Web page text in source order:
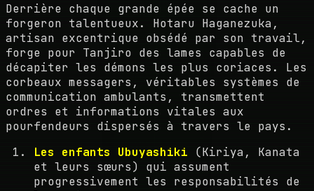
Derrière chaque grande épée se cache un
forgeron talentueux. Hotaru Haganezuka,
artisan excentrique obsédé par son travail,
forge pour Tanjiro des lames capables de
décapiter les démons les plus coriaces. Les
corbeaux messagers, véritables systèmes de
communication ambulants, transmettent
ordres et informations vitales aux
pourfendeurs dispersés à travers le pays.
Les enfants Ubuyashiki (Kiriya, Kanata
et leurs sœurs) qui assument
progressivement les responsabilités de